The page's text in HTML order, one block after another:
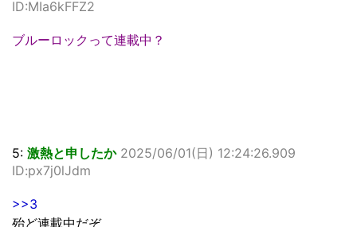
ID:MIa6kFFZ2
ブルーロックって連載中？
5: 激熱と申したか 2025/06/01(日) 12:24:26.909
ID:px7j0lJdm
>>3
殆ど連載中だぞ